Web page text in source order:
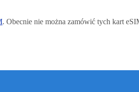
. Obecnie nie można zamówić tych kart